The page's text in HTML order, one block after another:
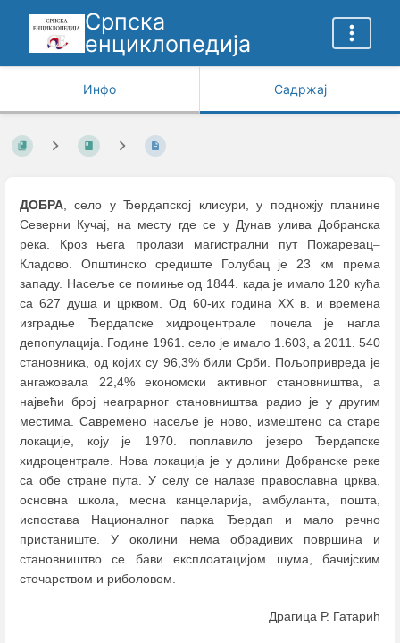
Српска
енциклопедија
Инфо Садржај
ДОБРА, село у Ђердапској клисури, у подножју планине
Северни Кучај, на месту где се у Дунав улива Добранска
река. Кроз њега пролази магистрални пут Пожаревац–
Кладово. Општинско средиште Голубац је 23 км према
западу. Насеље се помиње од 1844. када је имало 120 кућа
са 627 душа и црквом. Од 60-их година XX в. и времена
изградње Ђердапске хидроцентрале почела је нагла
депопулација. Године 1961. село је имало 1.603, а 2011. 540
становника, од којих су 96,3% били Срби. Пољопривреда је
ангажовала 22,4% економски активног становништва, а
највећи број неаграрног становништва радио је у другим
местима. Савремено насеље је ново, измештено са старе
локације, коју је 1970. поплавило језеро Ђердапске
хидроцентрале. Нова локација је у долини Добранске реке
са обе стране пута. У селу се налазе православна црква,
основна школа, месна канцеларија, амбуланта, пошта,
испостава Националног парка Ђердап и мало речно
пристаниште. У околини нема обрадивих површина и
становништво се бави експлоатацијом шума, бачијским
сточарством и риболовом.
Драгица Р. Гатарић